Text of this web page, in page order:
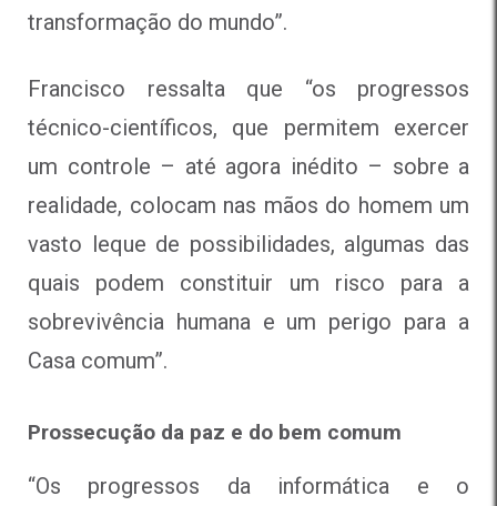
transformação do mundo”.
Francisco ressalta que “os progressos
técnico-científicos, que permitem exercer
um controle – até agora inédito – sobre a
realidade, colocam nas mãos do homem um
vasto leque de possibilidades, algumas das
quais podem constituir um risco para a
sobrevivência humana e um perigo para a
Casa comum”.
Prossecução da paz e do bem comum
“Os progressos da informática e o